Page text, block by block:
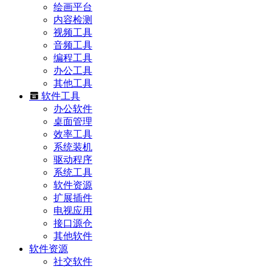
绘画平台
内容检测
视频工具
音频工具
编程工具
办公工具
其他工具
软件工具
办公软件
桌面管理
效率工具
系统装机
驱动程序
系统工具
软件资源
扩展插件
电视应用
接口源仓
其他软件
软件资源
社交软件